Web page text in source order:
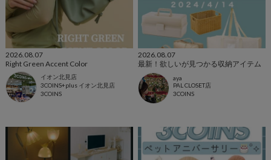
2026.08.07
Right Green Accent Color
イオン北見店
3COINS+plus イオン北見店
3COINS
2026.08.07
最新！欲しいが見つかる収納アイテム
aya
PAL CLOSET店
3COINS